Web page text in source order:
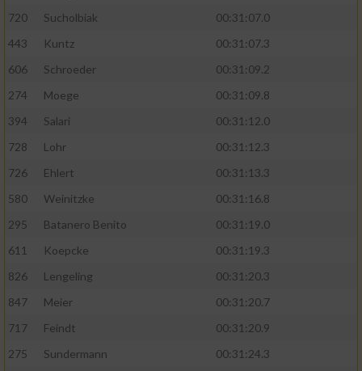
720
Sucholbiak
00:31:07.0
443
Kuntz
00:31:07.3
606
Schroeder
00:31:09.2
274
Moege
00:31:09.8
394
Salari
00:31:12.0
728
Lohr
00:31:12.3
726
Ehlert
00:31:13.3
580
Weinitzke
00:31:16.8
295
Batanero Benito
00:31:19.0
611
Koepcke
00:31:19.3
826
Lengeling
00:31:20.3
847
Meier
00:31:20.7
717
Feindt
00:31:20.9
275
Sundermann
00:31:24.3